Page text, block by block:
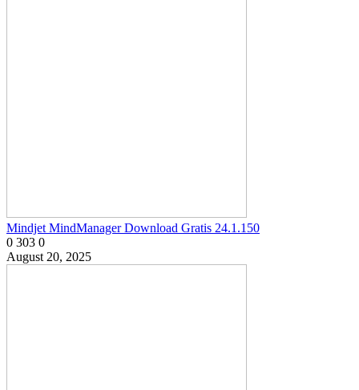
Mindjet MindManager Download Gratis 24.1.150
0 303 0
August 20, 2025